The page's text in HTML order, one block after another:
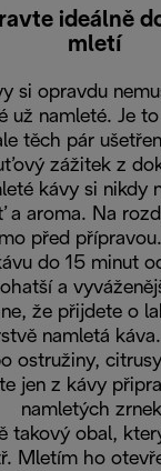
ideálně
mletí
si opravdu
už namleté. Je
těch pár
zážitek z
kávy si nikdy
a aroma. Na
před
do 15 minut
a
že přijdete o
namletá
ostružiny,
jen z kávy
namletých
takový obal,
Mletím ho